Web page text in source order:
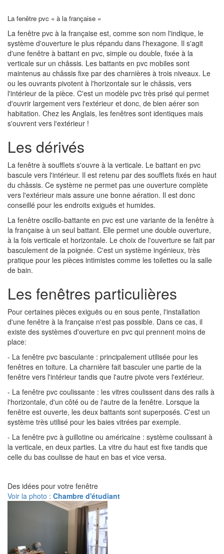
La fenêtre pvc « à la française »
La fenêtre pvc à la française est, comme son nom l'indique, le
système d'ouverture le plus répandu dans l'hexagone. Il s'agit
d'une fenêtre à battant en pvc, simple ou double, fixée à la
verticale sur un châssis. Les battants en pvc mobiles sont
maintenus au châssis fixe par des charnières à trois niveaux. Le
ou les ouvrants pivotent à l'horizontale sur le châssis, vers
l'intérieur de la pièce. C'est un modèle pvc très prisé qui permet
d'ouvrir largement vers l'extérieur et donc, de bien aérer son
habitation. Chez les Anglais, les fenêtres sont identiques mais
s'ouvrent vers l'extérieur !
Les dérivés
La fenêtre à soufflets s'ouvre à la verticale. Le battant en pvc
bascule vers l'intérieur. Il est retenu par des soufflets fixés en haut
du châssis. Ce système ne permet pas une ouverture complète
vers l'extérieur mais assure une bonne aération. Il est donc
conseillé pour les endroits exiguës et humides.
La fenêtre oscillo-battante en pvc est une variante de la fenêtre à
la française à un seul battant. Elle permet une double ouverture,
à la fois verticale et horizontale. Le choix de l'ouverture se fait par
basculement de la poignée. C'est un système ingénieux, très
pratique pour les pièces intimistes comme les toilettes ou la salle
de bain.
Les fenêtres particulières
Pour certaines pièces exiguës ou en sous pente, l'installation
d'une fenêtre à la française n'est pas possible. Dans ce cas, il
existe des systèmes d'ouverture en pvc qui prennent moins de
place:
- La fenêtre pvc basculante : principalement utilisée pour les
fenêtres en toiture. La charnière fait basculer une partie de la
fenêtre vers l'intérieur tandis que l'autre pivote vers l'extérieur.
- La fenêtre pvc coulissante : les vitres coulissent dans des rails à
l'horizontale, d'un côté ou de l'autre de la fenêtre. Lorsque la
fenêtre est ouverte, les deux battants sont superposés. C'est un
système très utilisé pour les baies vitrées par exemple.
- La fenêtre pvc à guillotine ou américaine : système coulissant à
la verticale, en deux parties. La vitre du haut est fixe tandis que
celle du bas coulisse de haut en bas et vice versa.
Des idées pour votre fenêtre
Voir la photo : Chambre d'étudiant